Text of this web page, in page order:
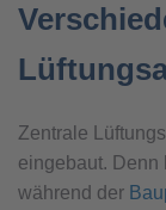
Zentrale
eingebaut. Denn
während der